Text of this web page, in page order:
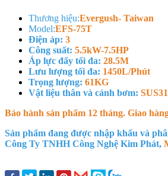
Thương hiệu:Evergush- Taiwan
Model:EFS-75T
Điện áp: 3
Công suất: 5.5kW-7.5HP
Áp lực đẩy tối đa: 28.5M
Lưu lượng tối đa: 1450L/Phút
Trọng lượng: 61KG
Vật liệu thân và cánh bơm:
Bảo hành sản phẩm 12 tháng. Giao
Sản phẩm đang được nhập khẩu và
Công Ty TNHH Công Nghệ Kim Phát,